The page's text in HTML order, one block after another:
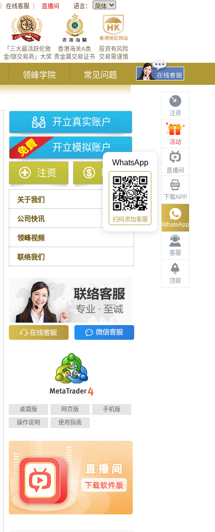
在线客服 直播间 语言：
投资有风险
交易需谨慎
香港海关A类
贵金属交易证书
「三大最活跃伦敦
金/银交易商」大奖
领峰学院 常见问题
注资
活动
直播间
下载APP
客服
顶部
WhatsApp
WhatsApp
扫码添加客服
开立真实账户
开立模拟账户
注资 取款
关于我们
公司快讯
领峰视频
联络我们
桌面版 网页版
手机版
操作说明
使用指南